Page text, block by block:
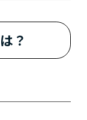
？